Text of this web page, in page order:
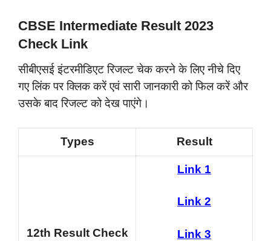
CBSE Intermediate Result 2023
Check Link
सीबीएसई इंटरमीडिएट रिजल्ट चेक करने के लिए नीचे दिए
गए लिंक पर क्लिक करें एवं सारी जानकारी को फिल करें और
उसके बाद रिजल्ट को देख पाएंगे।
Types Result
12th Result Check
Link 1
Link 2
Link 3